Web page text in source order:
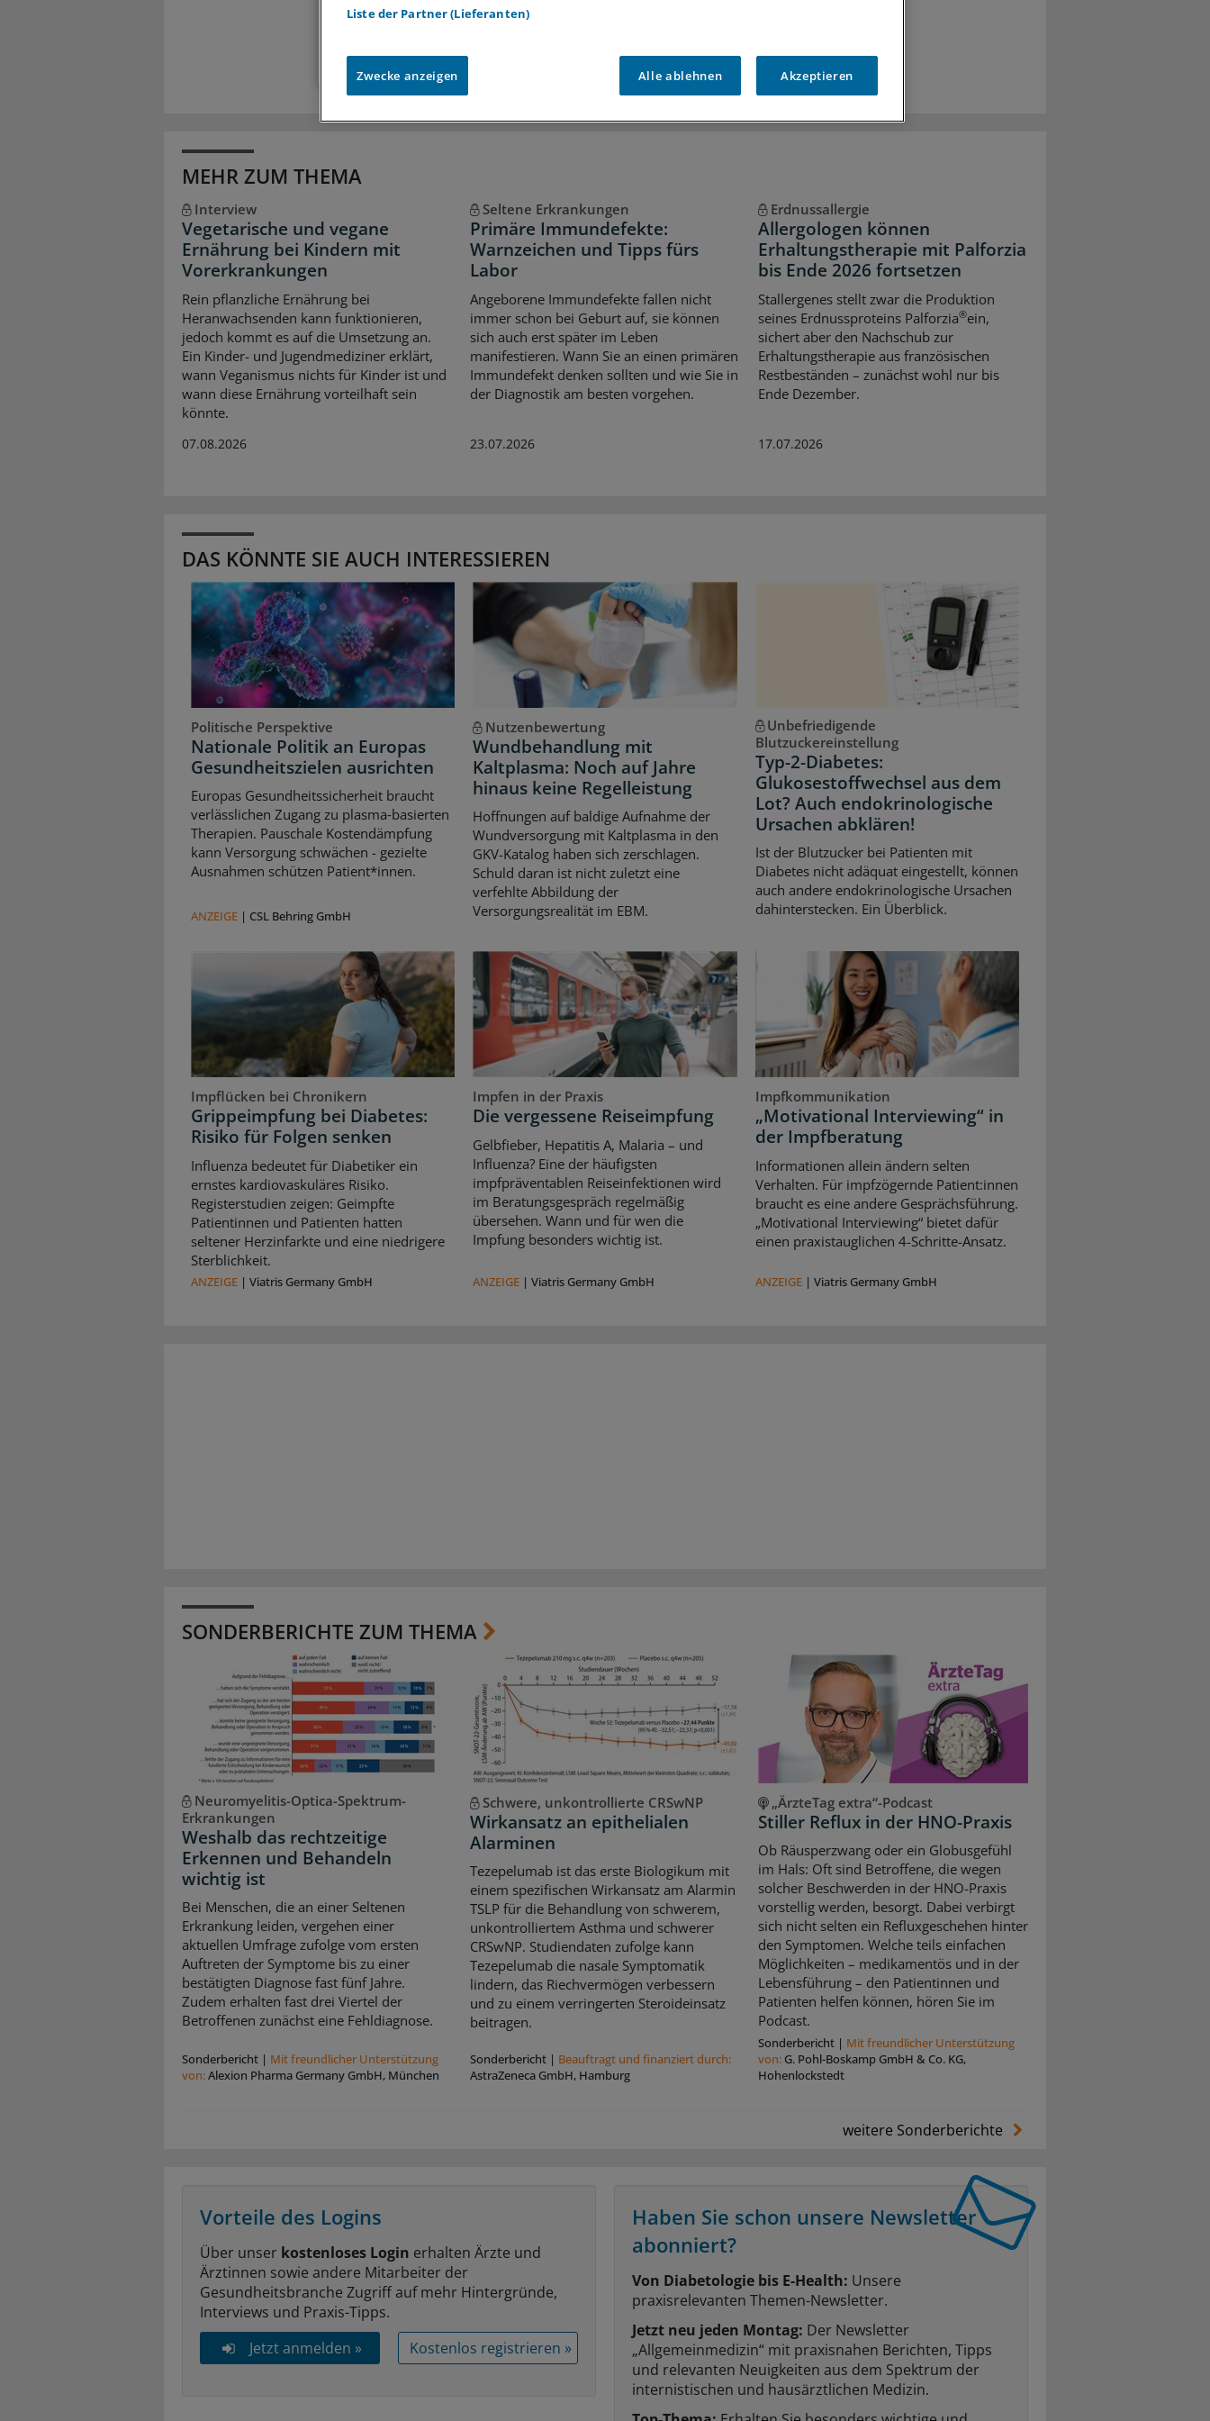
Zugriff auf allemedizinischen Berichte und Kommentare
Voraussetzungen für den Zugang
MEHR ZUM THEMA
Interview
Vegetarische und vegane
Ernährung bei Kindern mit
Vorerkrankungen
Rein pflanzliche Ernährung bei
Heranwachsenden kann funktionieren,
jedoch kommt es auf die Umsetzung an.
Ein Kinder- und Jugendmediziner erklärt,
wann Veganismus nichts für Kinder ist und
wann diese Ernährung vorteilhaft sein
könnte.
07.08.2026
Seltene Erkrankungen
Primäre Immundefekte:
Warnzeichen und Tipps fürs
Labor
Angeborene Immundefekte fallen nicht
immer schon bei Geburt auf, sie können
sich auch erst später im Leben
manifestieren. Wann Sie an einen primären
Immundefekt denken sollten und wie Sie in
der Diagnostik am besten vorgehen.
23.07.2026
Erdnussallergie
Allergologen können
Erhaltungstherapie mit Palforzia
bis Ende 2026 fortsetzen
Stallergenes stellt zwar die Produktion
seines Erdnussproteins Palforzia®ein,
sichert aber den Nachschub zur
Erhaltungstherapie aus französischen
Restbeständen – zunächst wohl nur bis
Ende Dezember.
17.07.2026
DAS KÖNNTE SIE AUCH INTERESSIEREN
Politische Perspektive
Nationale Politik an Europas
Gesundheitszielen ausrichten
Europas Gesundheitssicherheit braucht
verlässlichen Zugang zu plasma‑basierten
Therapien. Pauschale Kostendämpfung
kann Versorgung schwächen - gezielte
Ausnahmen schützen Patient*innen.
ANZEIGE | CSL Behring GmbH
Nutzenbewertung
Wundbehandlung mit
Kaltplasma: Noch auf Jahre
hinaus keine Regelleistung
Hoffnungen auf baldige Aufnahme der
Wundversorgung mit Kaltplasma in den
GKV-Katalog haben sich zerschlagen.
Schuld daran ist nicht zuletzt eine
verfehlte Abbildung der
Versorgungsrealität im EBM.
Unbefriedigende
Blutzuckereinstellung
Typ-2-Diabetes:
Glukosestoffwechsel aus dem
Lot? Auch endokrinologische
Ursachen abklären!
Ist der Blutzucker bei Patienten mit
Diabetes nicht adäquat eingestellt, können
auch andere endokrinologische Ursachen
dahinterstecken. Ein Überblick.
Impflücken bei Chronikern
Grippeimpfung bei Diabetes:
Risiko für Folgen senken
Influenza bedeutet für Diabetiker ein
ernstes kardiovaskuläres Risiko.
Registerstudien zeigen: Geimpfte
Patientinnen und Patienten hatten
seltener Herzinfarkte und eine niedrigere
Sterblichkeit.
ANZEIGE | Viatris Germany GmbH
Impfen in der Praxis
Die vergessene Reiseimpfung
Gelbfieber, Hepatitis A, Malaria – und
Influenza? Eine der häufigsten
impfpräventablen Reiseinfektionen wird
im Beratungsgespräch regelmäßig
übersehen. Wann und für wen die
Impfung besonders wichtig ist.
ANZEIGE |Viatris Germany GmbH
Impfkommunikation
„Motivational Interviewing“ in
der Impfberatung
Informationen allein ändern selten
Verhalten. Für impfzögernde Patient:innen
braucht es eine andere Gesprächsführung.
„Motivational Interviewing“ bietet dafür
einen praxistauglichen 4-Schritte-Ansatz.
ANZEIGE| Viatris Germany GmbH
SONDERBERICHTE ZUM THEMA
Neuromyelitis-Optica-Spektrum-
Erkrankungen
Weshalb das rechtzeitige
Erkennen und Behandeln
wichtig ist
Bei Menschen, die an einer Seltenen
Erkrankung leiden, vergehen einer
aktuellen Umfrage zufolge vom ersten
Auftreten der Symptome bis zu einer
bestätigten Diagnose fast fünf Jahre.
Zudem erhalten fast drei Viertel der
Betroffenen zunächst eine Fehldiagnose.
Sonderbericht | Mit freundlicher Unterstützung
von:Alexion Pharma Germany GmbH, München
Schwere, unkontrollierte CRSwNP
Wirkansatz an epithelialen
Alarminen
Tezepelumab ist das erste Biologikum mit
einem spezifischen Wirkansatz am Alarmin
TSLP für die Behandlung von schwerem,
unkontrolliertem Asthma und schwerer
CRSwNP. Studiendaten zufolge kann
Tezepelumab die nasale Symptomatik
lindern, das Riechvermögen verbessern
und zu einem verringerten Steroideinsatz
beitragen.
Sonderbericht| Beauftragt und ﬁnanziert durch:
AstraZeneca GmbH, Hamburg
„ÄrzteTag extra“-Podcast
Stiller Reflux in der HNO-Praxis
Ob Räusperzwang oder ein Globusgefühl
im Hals: Oft sind Betroffene, die wegen
solcher Beschwerden in der HNO-Praxis
vorstellig werden, besorgt. Dabei verbirgt
sich nicht selten ein Refluxgeschehen hinter
den Symptomen. Welche teils einfachen
Möglichkeiten – medikamentös und in der
Lebensführung – den Patientinnen und
Patienten helfen können, hören Sie im
Podcast.
Sonderbericht| Mit freundlicher Unterstützung
von: G. Pohl-Boskamp GmbH & Co. KG,
Hohenlockstedt
weitere Sonderberichte
Vorteile des Logins
Über unser kostenloses Login erhalten Ärzte und
Ärztinnen sowie andere Mitarbeiter der
Gesundheitsbranche Zugriff auf mehr Hintergründe,
Interviews und Praxis-Tipps.
Jetzt anmelden »
Kostenlos registrieren »
Haben Sie schon unsere Newsletter
abonniert?
Von Diabetologie bis E-Health: Unsere
praxisrelevanten Themen-Newsletter.
Jetzt neu jeden Montag: Der Newsletter
„Allgemeinmedizin“ mit praxisnahen Berichten, Tipps
und relevanten Neuigkeiten aus dem Spektrum der
internistischen und hausärztlichen Medizin.
Liste der Partner (Lieferanten)
Zwecke anzeigen Alle ablehnen Akzeptieren